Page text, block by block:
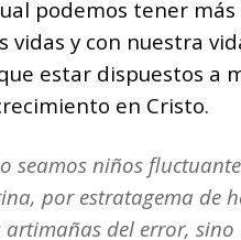
podemos tener
vidas y con nuestra
estar dispuestos a
en Cristo.
seamos niños
por estratagema de
artimañas del error,